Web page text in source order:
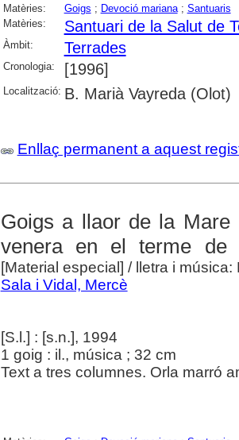
Matèries: Goigs ; Devoció mariana; Santuaris
Matèries:
Santuari de la Salut de
Àmbit: Terrades
Cronologia: [1996]
Localització: B. Marià Vayreda (Olot)
Enllaç permanent a aquest
Goigs a llaor de la
venera en el terme de
[Material especial] / lletra i música:
Sala i Vidal, Mercè
[S.l.] : [s.n.], 1994
1 goig : il., música ; 32 cm
Text a tres columnes. Orla marró